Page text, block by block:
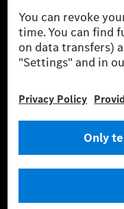
Learn more
Technical Support
Do not sell or share my